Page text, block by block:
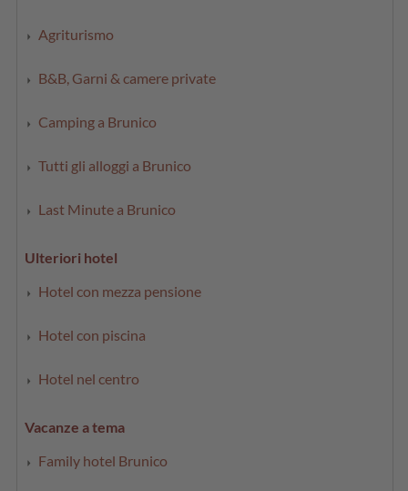
Agriturismo
B&B, Garni & camere private
Camping a Brunico
Tutti gli alloggi a Brunico
Last Minute a Brunico
Ulteriori hotel
Hotel con mezza pensione
Hotel con piscina
Hotel nel centro
Vacanze a tema
Family hotel Brunico